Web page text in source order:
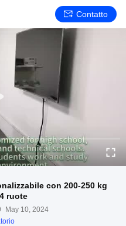
Contatto
con 200-250 kg
ruote
May 10, 2024